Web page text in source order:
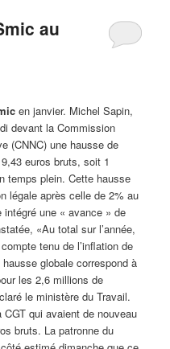
au
en janvier. Michel Sapin,
devant la Commission
(CNNC) une hausse de
euros bruts, soit 1
temps plein. Cette hausse
légale après celle de 2% au
une « avance » de
«Au total sur l’année,
tenu de l’inflation de
globale correspond à
les 2,6 millions de
le ministère du Travail.
qui avaient de nouveau
bruts. La patronne du